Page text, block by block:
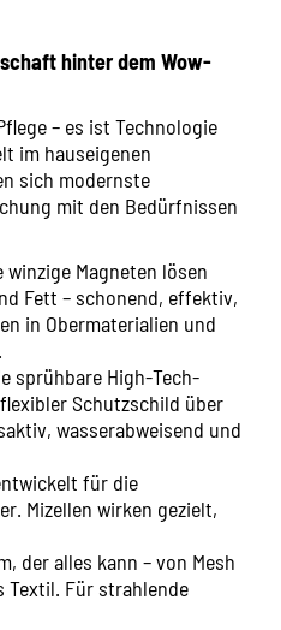
hinter dem Wow-
– es ist Technologie
im hauseigenen
sich modernste
mit den Bedürfnissen
winzige Magneten lösen
Fett – schonend, effektiv,
in Obermaterialien und
sprühbare High-Tech-
Schutzschild über
wasserabweisend und
für die
Mizellen wirken gezielt,
der alles kann – von Mesh
Textil. Für strahlende